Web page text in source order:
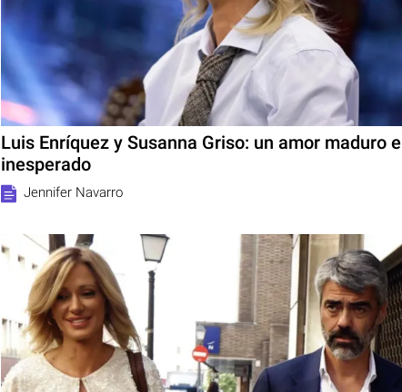
Luis Enríquez y Susanna Griso: un amor maduro e
inesperado
Jennifer Navarro